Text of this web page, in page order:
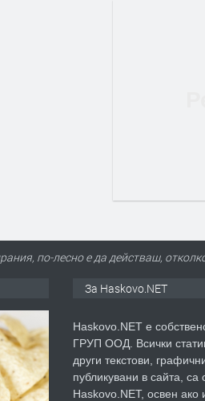
по-лесно е да действаш,
За Haskovo.NET
Haskovo.NET е
ГРУП ООД. Всички
други текстови,
публикувани в сайта, са
Haskovo.NET, освен ако